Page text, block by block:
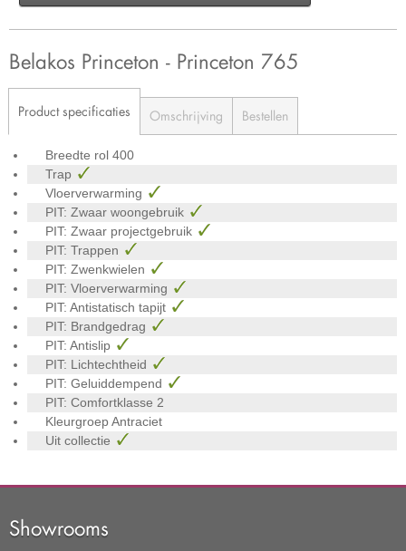
Belakos Princeton - Princeton 765
Product specificaties Omschrijving Bestellen
Breedte rol 400
Trap
Vloerverwarming
PIT: Zwaar woongebruik
PIT: Zwaar projectgebruik
PIT: Trappen
PIT: Zwenkwielen
PIT: Vloerverwarming
PIT: Antistatisch tapijt
PIT: Brandgedrag
PIT: Antislip
PIT: Lichtechtheid
PIT: Geluiddempend
PIT: Comfortklasse 2
KleurgroepAntraciet
Uit collectie
Showrooms